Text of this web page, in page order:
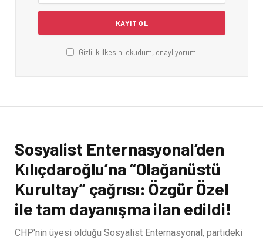
Gizlilik İlkesini okudum, onaylıyorum.
Sosyalist Enternasyonal’den
Kılıçdaroğlu’na “Olağanüstü
Kurultay” çağrısı: Özgür Özel
ile tam dayanışma ilan edildi!
CHP'nin üyesi olduğu Sosyalist Enternasyonal, partideki